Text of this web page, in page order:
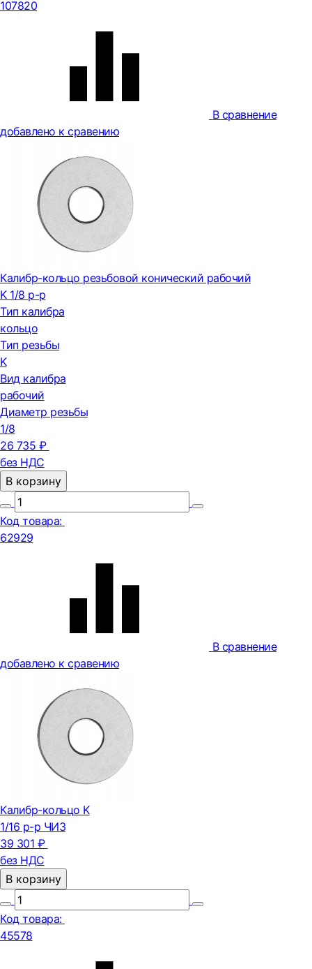
107820
В сравнение
добавлено к сравению
Калибр-кольцо резьбовой конический рабочий
K 1/8 р-р
Тип калибра
кольцо
Тип резьбы
K
Вид калибра
рабочий
Диаметр резьбы
1/8
26 735 ₽
без НДС
В корзину
Код товара:
62929
В сравнение
добавлено к сравению
Калибр-кольцо K
1/16 р-р ЧИЗ
39 301 ₽
без НДС
В корзину
Код товара:
45578